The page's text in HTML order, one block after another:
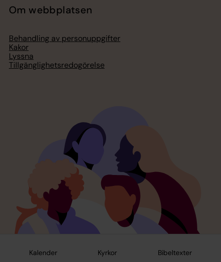
Kalender Kyrkor Bibeltexter
Om webbplatsen
Behandling av personuppgifter
Kakor
Lyssna
Tillgänglighetsredogörelse